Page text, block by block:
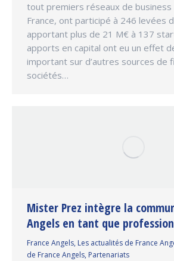
tout premiers réseaux de business
France, ont participé à 246 levées
apportant plus de 21 M€ à 137
apports en capital ont eu un effet
important sur d’autres sources de
sociétés…
Mister Prez intègre la
Angels en tant que
France Angels, Les actualités de France
de France Angels, Partenariats